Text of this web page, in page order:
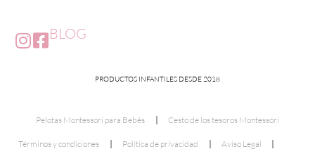
BLOG
PRODUCTOS INFANTILES DESDE 2018
Pelotas Montessori para Bebés Cesto de los tesoros Montessori
Términos y condiciones Política de privacidad Aviso Legal